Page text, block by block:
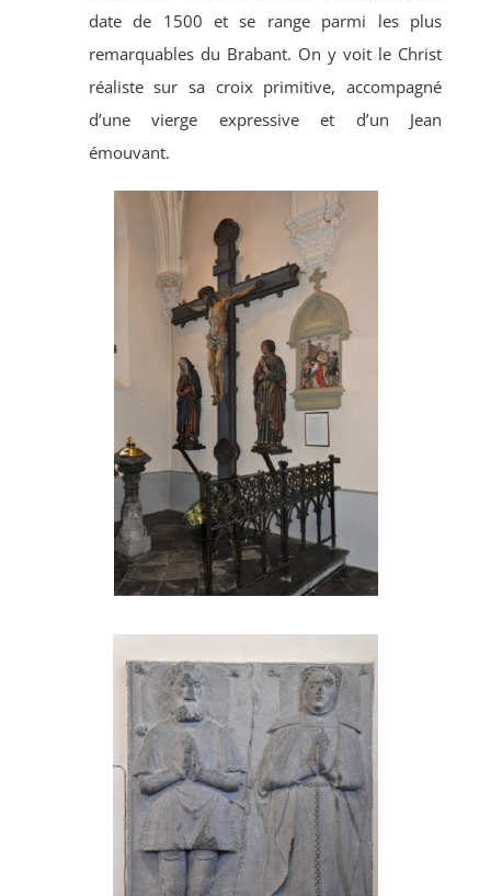
date de 1500 et se range parmi les plus
remarquables du Brabant. On y voit le Christ
réaliste sur sa croix primitive, accompagné
d’une vierge expressive et d’un Jean
émouvant.